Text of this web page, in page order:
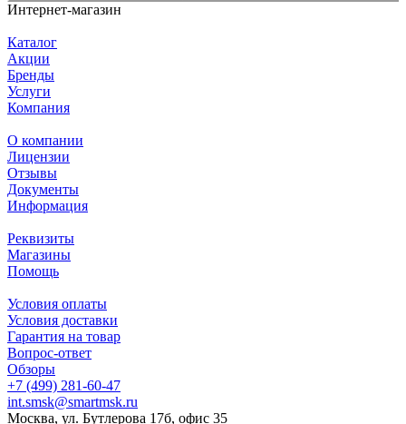
Интернет-магазин
Каталог
Акции
Бренды
Услуги
Компания
О компании
Лицензии
Отзывы
Документы
Информация
Реквизиты
Магазины
Помощь
Условия оплаты
Условия доставки
Гарантия на товар
Вопрос-ответ
Обзоры
+7 (499) 281-60-47
int.smsk@smartmsk.ru
Москва, ул. Бутлерова 17б, офис 35